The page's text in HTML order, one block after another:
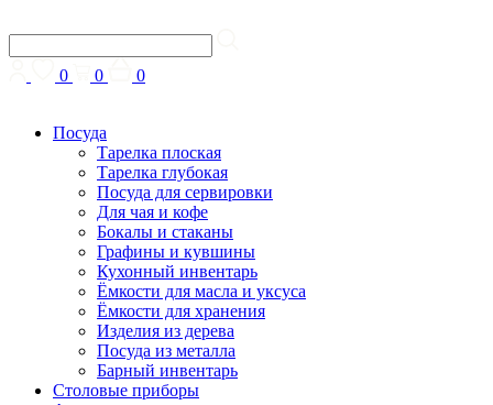
0 0 0
Посуда
Тарелка плоская
Тарелка глубокая
Посуда для сервировки
Для чая и кофе
Бокалы и стаканы
Графины и кувшины
Кухонный инвентарь
Ёмкости для масла и уксуса
Ёмкости для хранения
Изделия из дерева
Посуда из металла
Барный инвентарь
Столовые приборы